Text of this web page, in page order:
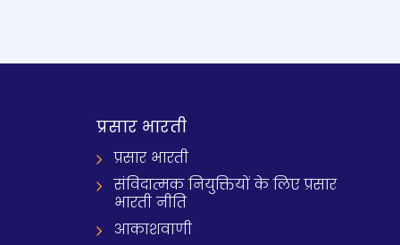
प्रसार भारती
प्रसार भारती
संविदात्मक नियुक्तियों के लिए प्रसार
भारती नीति
आकाशवाणी